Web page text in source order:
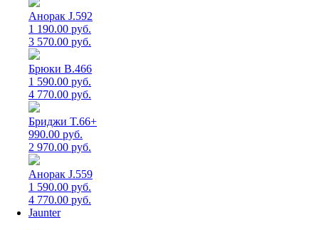
Анорак J.592
1 190.00 руб.
3 570.00 руб.
Брюки B.466
1 590.00 руб.
4 770.00 руб.
Бриджи T.66+
990.00 руб.
2 970.00 руб.
Анорак J.559
1 590.00 руб.
4 770.00 руб.
Jaunter